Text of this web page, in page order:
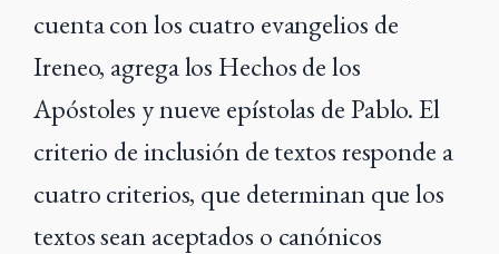
cuenta con los cuatro evangelios de
Ireneo, agrega los Hechos de los
Apóstoles y nueve epístolas de Pablo. El
criterio de inclusión de textos responde a
cuatro criterios, que determinan que los
textos sean aceptados o canónicos